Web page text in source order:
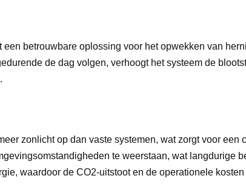
betrouwbare oplossing voor het opwekken van
de dag volgen, verhoogt het systeem de
zonlicht op dan vaste systemen, wat zorgt voor een
te weerstaan, wat langdurige
waardoor de CO2-uitstoot en de operationele